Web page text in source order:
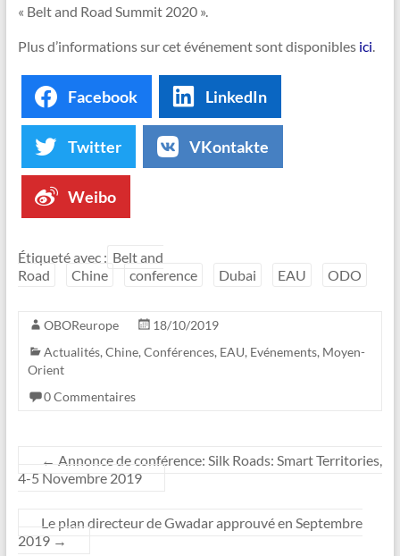
« Belt and Road Summit 2020 ».
Plus d’informations sur cet événement sont disponibles ici.
Facebook LinkedIn
Twitter VKontakte
Weibo
Étiqueté avec : Belt and
Road
Chine conference Dubai EAU ODO
OBOReurope
18/10/2019
Actualités, Chine, Conférences, EAU, Evénements, Moyen-
Orient
0 Commentaires
← Annonce de conférence: Silk Roads: Smart Territories,
4-5 Novembre 2019
Le plan directeur de Gwadar approuvé en Septembre
2019 →